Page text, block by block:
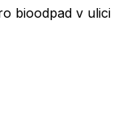
bioodpad v ulici